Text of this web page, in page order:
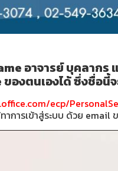
อาจารย์ บุคลาก
องตนเองได้ ซึ่งชื่อนี้
ecp/
าการเข้าสู่ระบบ ด้วย email